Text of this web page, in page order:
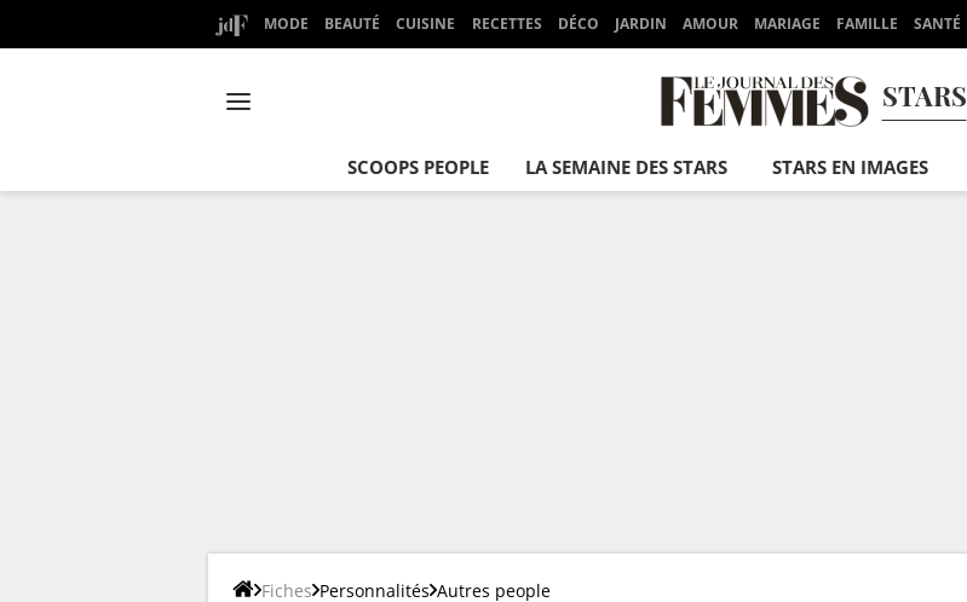
MODE BEAUTÉ CUISINE RECETTES DÉCO JARDIN AMOUR MARIAGE FAMILLE SANTÉ
STARS
SCOOPS PEOPLE LA SEMAINE DES STARS STARS EN IMAGES
Fiches Personnalités Autres people